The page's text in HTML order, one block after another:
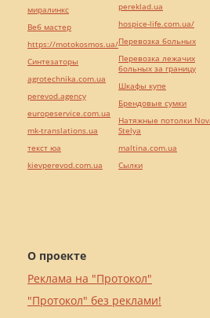
О проекте
Реклама на "Протокол"
"Протокол" без реклами!
миралинкс
Веб мастер
https://motokosmos.ua/
Синтезаторы
agrotechnika.com.ua
perevod.agency
europeservice.com.ua
mk-translations.ua
текст юа
kievperevod.com.ua
pereklad.ua
hospice-life.com.ua/
Перевозка больных
Перевозка лежачих
больных за границу
Шкафы купе
Брендовые сумки
Натяжные потолки
Stelya
maltina.com.ua
Cылки